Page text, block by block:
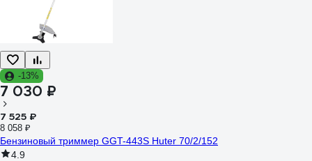
-13%
7 030 ₽
7 525 ₽
8 058 ₽
Бензиновый триммер GGT-443S Huter 70/2/152
4.9